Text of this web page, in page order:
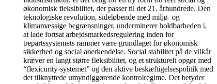
økonomisk fleksibilitet, der passer til det 21. århundrede. Den
teknologiske revolution, sideløbende med miljø- og
klimamæssige begrænsninger, underminerer holdbarheden i,
at lade fortsat arbejdsmarkedsregulering inden for
trepartssystemets rammer være grundlaget for økonomisk
sikkerhed og social anerkendelse. Social stabilitet på de vilkår
kræver en langt større fleksibilitet, og et strukturelt opgør med
“flexicurity-systemet” og den aktive beskæftigelsespolitik med
det tilknyttede umyndiggørende kontrolregime. Det betyder